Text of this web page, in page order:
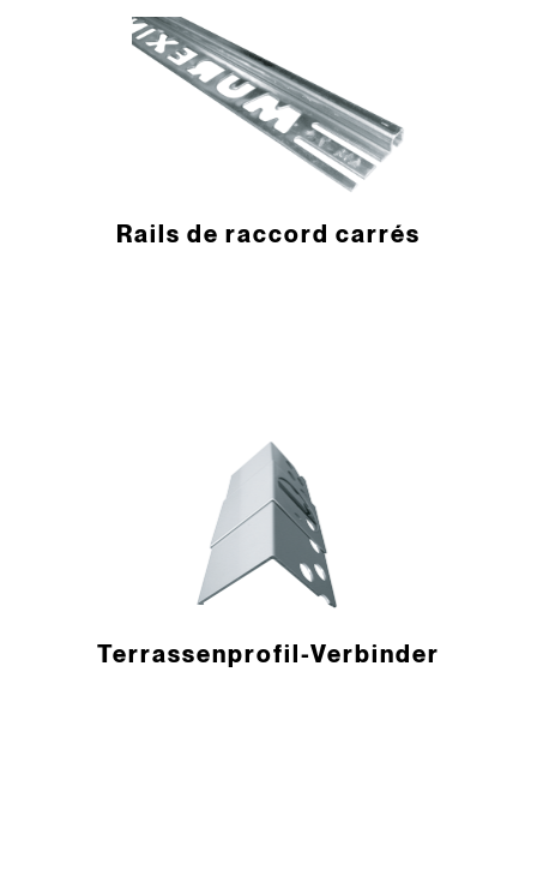
Rails de raccord carrés
Terrassen­profil-Verbinder